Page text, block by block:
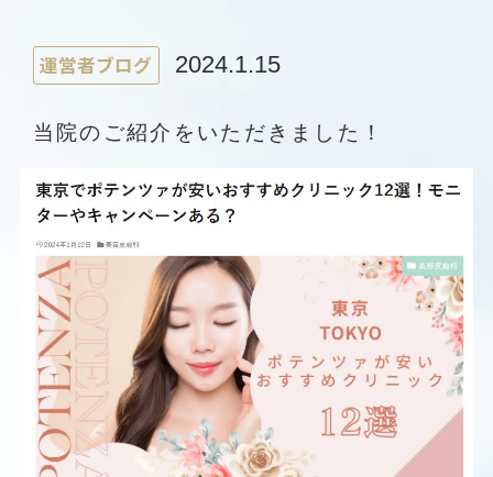
運営者ブログ 2024.1.15
当院のご紹介をいただきました！